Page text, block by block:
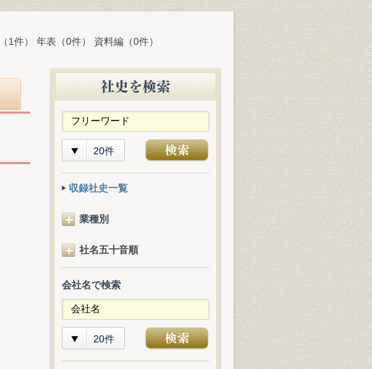
1件） 年表（0件） 資料編（0件）
20件
収録社史一覧
業種別
社名五十音順
会社名で検索
20件